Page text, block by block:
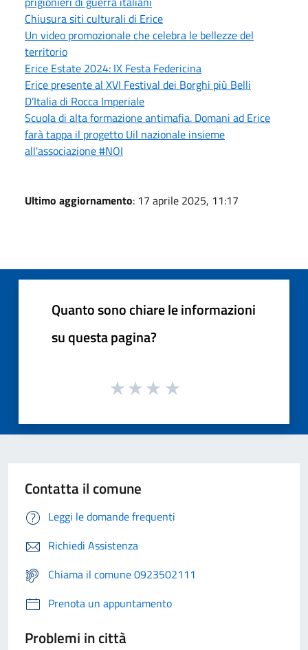
Chiusura siti culturali di Erice
Un video promozionale che celebra le bellezze del
territorio
Erice Estate 2024: IX Festa Federicina
Erice presente al XVI Festival dei Borghi più Belli
D’Italia di Rocca Imperiale
Scuola di alta formazione antimafia. Domani ad Erice
farà tappa il progetto Uil nazionale insieme
all'associazione #NOI
Ultimo aggiornamento: 17 aprile 2025, 11:17
Quanto sono chiare le informazioni
su questa pagina?
Contatta il comune
Leggi le domande frequenti
Richiedi Assistenza
Chiama il comune 0923502111
Prenota un appuntamento
Problemi in città